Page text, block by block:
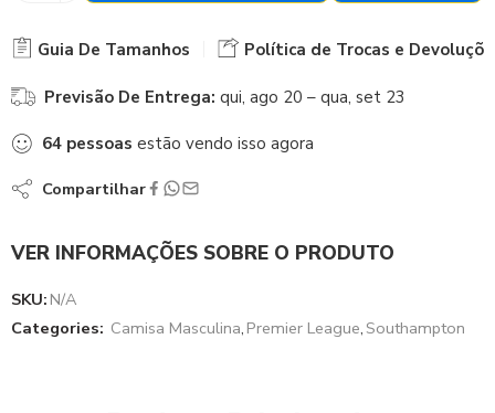
Guia De Tamanhos Política de Trocas e
Previsão De Entrega: qui, ago 20 – qua, set 23
64 pessoas estão vendo isso agora
Compartilhar
VER INFORMAÇÕES SOBRE O PRODUTO
SKU: N/A
Categories: Camisa Masculina, Premier League,Southampton